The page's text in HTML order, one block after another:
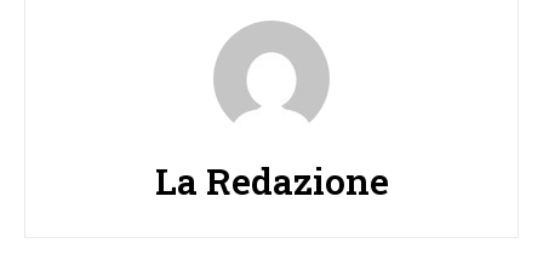
La Redazione